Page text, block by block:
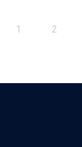
1 2